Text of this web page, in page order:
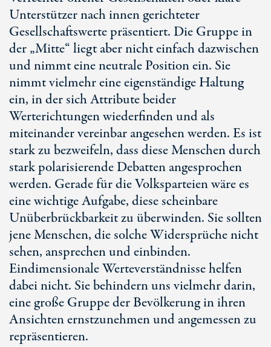
Unterstützer nach innen gerichteter
Gesellschaftswerte präsentiert. Die Gruppe in
der „Mitte“ liegt aber nicht einfach dazwischen
und nimmt eine neutrale Position ein. Sie
nimmt vielmehr eine eigenständige Haltung
ein, in der sich Attribute beider
Werterichtungen wiederfinden und als
miteinander vereinbar angesehen werden. Es ist
stark zu bezweifeln, dass diese Menschen durch
stark polarisierende Debatten angesprochen
werden. Gerade für die Volksparteien wäre es
eine wichtige Aufgabe, diese scheinbare
Unüberbrückbarkeit zu überwinden. Sie sollten
jene Menschen, die solche Widersprüche nicht
sehen, ansprechen und einbinden.
Eindimensionale Werteverständnisse helfen
dabei nicht. Sie behindern uns vielmehr darin,
eine große Gruppe der Bevölkerung in ihren
Ansichten ernstzunehmen und angemessen zu
repräsentieren.